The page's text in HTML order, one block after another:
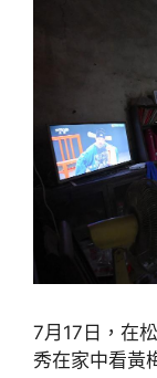
7月17日，在
秀在家中看黃